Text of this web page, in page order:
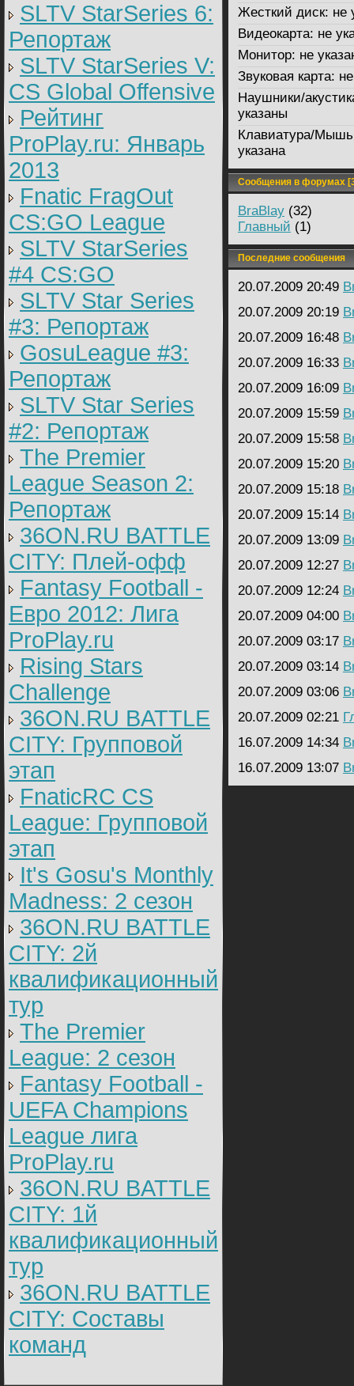
SLTV StarSeries 6:
Репортаж
SLTV StarSeries V:
CS Global Offensive
Рейтинг
ProPlay.ru: Январь
2013
Fnatic FragOut
CS:GO League
SLTV StarSeries
#4 CS:GO
SLTV Star Series
#3: Репортаж
GosuLeague #3:
Репортаж
SLTV Star Series
#2: Репортаж
The Premier
League Season 2:
Репортаж
36ON.RU BATTLE
CITY: Плей-офф
Fantasy Football -
Евро 2012: Лига
ProPlay.ru
Rising Stars
Challenge
36ON.RU BATTLE
CITY: Групповой
этап
FnaticRC CS
League: Групповой
этап
It's Gosu's Monthly
Madness: 2 сезон
36ON.RU BATTLE
CITY: 2й
квалификационный
тур
The Premier
League: 2 cезон
Fantasy Football -
UEFA Champions
League лига
ProPlay.ru
36ON.RU BATTLE
CITY: 1й
квалификационный
тур
36ON.RU BATTLE
CITY: Составы
команд
Жесткий диск: не
Видеокарта: не
Монитор: не
Звуковая карта:
Наушники/
указаны
Клавиатура/
указана
Сообщения в форумах
BraBlay (32)
Главный (1)
Последние сообщения
20.07.2009 20:49
20.07.2009 20:19
20.07.2009 16:48
20.07.2009 16:33
20.07.2009 16:09
20.07.2009 15:59
20.07.2009 15:58
20.07.2009 15:20
20.07.2009 15:18
20.07.2009 15:14
20.07.2009 13:09
20.07.2009 12:27
20.07.2009 12:24
20.07.2009 04:00
20.07.2009 03:17
20.07.2009 03:14
20.07.2009 03:06
20.07.2009 02:21
16.07.2009 14:34
16.07.2009 13:07